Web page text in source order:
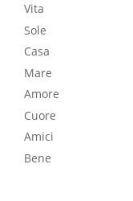
Vita
Sole
Casa
Mare
Amore
Cuore
Amici
Bene